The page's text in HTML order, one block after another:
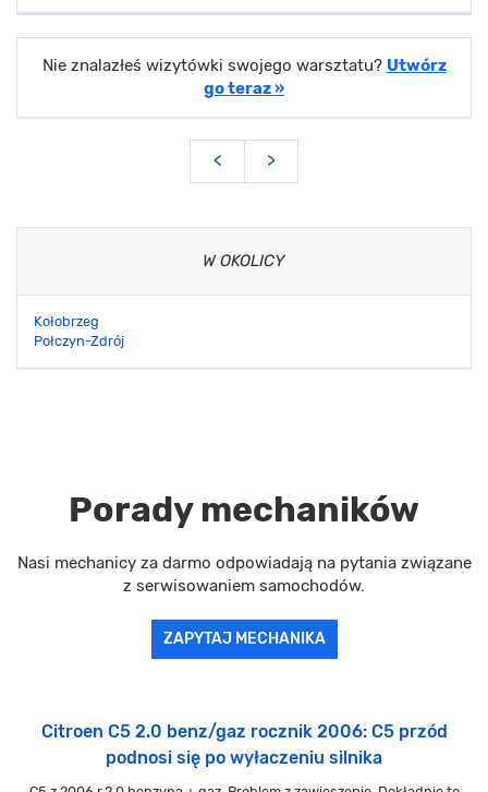
Nie znalazłeś wizytówki swojego warsztatu? Utwórz
go teraz »
< >
W OKOLICY
Kołobrzeg
Połczyn-Zdrój
Porady mechaników
Nasi mechanicy za darmo odpowiadają na pytania związane
z serwisowaniem samochodów.
ZAPYTAJ MECHANIKA
Citroen C5 2.0 benz/gaz rocznik 2006: C5 przód
podnosi się po wyłaczeniu silnika